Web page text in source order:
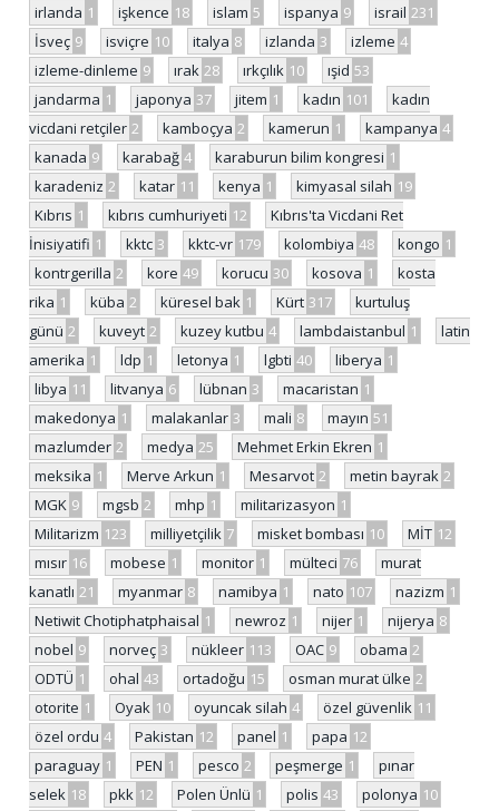
irlanda 1 işkence 18 islam 5 ispanya 9 israil 231
İsveç 9 isviçre 10 italya 8 izlanda 3 izleme 4
izleme-dinleme 9 ırak 28 ırkçılık 10 ışid 53
jandarma 1 japonya 37 jitem 1 kadın 101
kadın
vicdani retçiler 2 kamboçya 2 kamerun 1 kampanya 4
kanada 9 karabağ 4 karaburun bilim kongresi 1
karadeniz 2 katar 11 kenya 1 kimyasal silah 19
Kıbrıs 1 kıbrıs cumhuriyeti 12
Kıbrıs'ta Vicdani Ret
İnisiyatifi 1 kktc 3 kktc-vr 179 kolombiya 48 kongo 1
kontrgerilla 2 kore 49 korucu 30 kosova 1
kosta
rika 1 küba 2 küresel bak 1 Kürt 317
kurtuluş
günü 2 kuveyt 2 kuzey kutbu 4 lambdaistanbul 1
latin
amerika 1 ldp 1 letonya 1 lgbti 40 liberya 1
libya 11 litvanya 6 lübnan 3 macaristan 1
makedonya 1 malakanlar 3 mali 8 mayın 51
mazlumder 2 medya 25 Mehmet Erkin Ekren 1
meksika 1 Merve Arkun 1 Mesarvot 2 metin bayrak 2
MGK 9 mgsb 2 mhp 1 militarizasyon 1
Militarizm 123 milliyetçilik 7 misket bombası 10 MİT 12
mısır 16 mobese 1 monitor 1 mülteci 76
murat
kanatlı 21 myanmar 8 namibya 1 nato 107 nazizm 1
Netiwit Chotiphatphaisal 1 newroz 1 nijer 1 nijerya 8
nobel 9 norveç 3 nükleer 113 OAC 9 obama 2
ODTÜ 1 ohal 43 ortadoğu 15 osman murat ülke 2
otorite 1 Oyak 10 oyuncak silah 4 özel güvenlik 11
özel ordu 4 Pakistan 12 panel 1 papa 12
paraguay 1 PEN 1 pesco 2 peşmerge 1
pınar
selek 18 pkk 12 Polen Ünlü 1 polis 43 polonya 10